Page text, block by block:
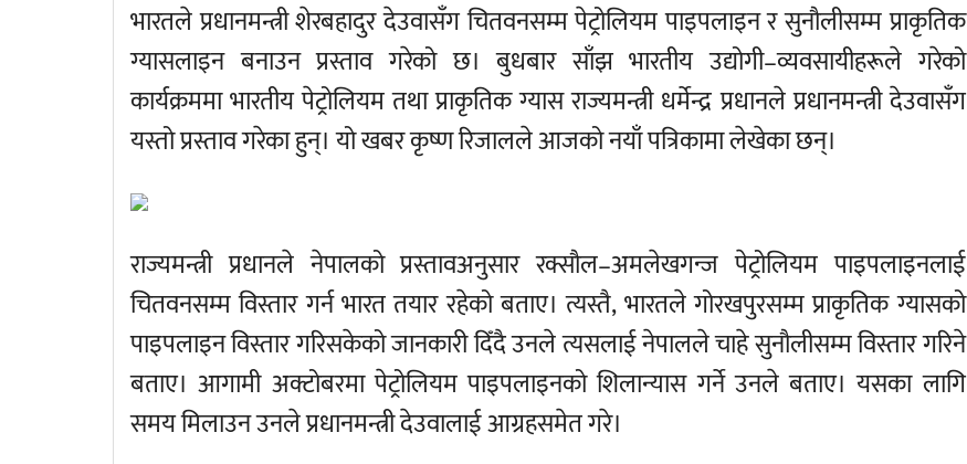
भारतले प्रधानमन्त्री शेरबहादुर देउवासँग चितवनसम्म पेट्रोलियम पाइपलाइन र सुनौलीसम्म प्राकृतिक
ग्यासलाइन बनाउन प्रस्ताव गरेको छ। बुधबार साँझ भारतीय उद्योगी–व्यवसायीहरूले गरेको
कार्यक्रममा भारतीय पेट्रोलियम तथा प्राकृतिक ग्यास राज्यमन्त्री धर्मेन्द्र प्रधानले प्रधानमन्त्री देउवासँग
यस्तो प्रस्ताव गरेका हुन्। यो खबर कृष्ण रिजालले आजको नयाँ पत्रिकामा लेखेका छन्।
राज्यमन्त्री प्रधानले नेपालको प्रस्तावअनुसार रक्सौल–अमलेखगन्ज पेट्रोलियम पाइपलाइनलाई
चितवनसम्म विस्तार गर्न भारत तयार रहेको बताए। त्यस्तै, भारतले गोरखपुरसम्म प्राकृतिक ग्यासको
पाइपलाइन विस्तार गरिसकेको जानकारी दिँदै उनले त्यसलाई नेपालले चाहे सुनौलीसम्म विस्तार गरिने
बताए। आगामी अक्टोबरमा पेट्रोलियम पाइपलाइनको शिलान्यास गर्ने उनले बताए। यसका लागि
समय मिलाउन उनले प्रधानमन्त्री देउवालाई आग्रहसमेत गरे।